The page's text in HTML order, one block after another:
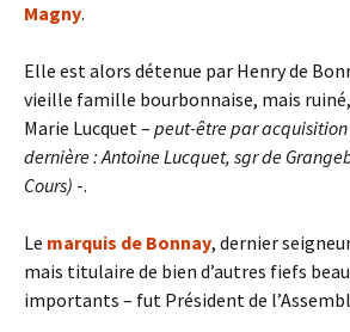
Magny.
Elle est alors détenue par Henry de
vieille famille bourbonnaise, mais
Marie Lucquet – peut-être par
dernière : Antoine Lucquet, sgr de
Cours) -.
Le marquis de Bonnay, dernier
mais titulaire de bien d’autres fiefs
importants – fut Président de